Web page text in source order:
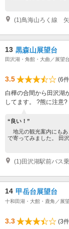
(1)鳥海山ろく線
13 黒森山展望台
田沢湖・角館・大曲／展望
3.5
(6
白樺の合間から田沢湖
してます。 ?熊に注意?
“良い！”
地元の観光案内にもあ
で寄ってみました。 田沢
(1)田沢湖駅前バス
14 甲岳台展望台
十和田湖・大館・鹿角／展
3.3 (3